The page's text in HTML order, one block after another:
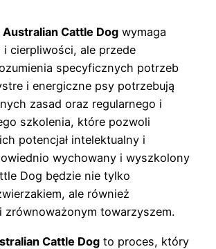
Cattle Dog wymaga
i cierpliwości, ale przede
specyficznych potrzeb
i energiczne psy potrzebują
zasad oraz regularnego i
szkolenia, które pozwoli
potencjał intelektualny i
wychowany i wyszkolony
Dog będzie nie tylko
ale również
zrównoważonym towarzyszem.
Cattle Dog to proces, który